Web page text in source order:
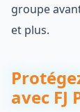
groupe
et plus.
avec FJ